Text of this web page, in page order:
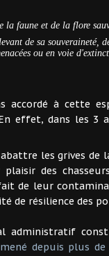
la faune et de la flore
de sa souveraineté,
ou en voie
accordé à cette
effet, dans les 3
les grives de
des
de leur
de résilience des
administratif
depuis plus